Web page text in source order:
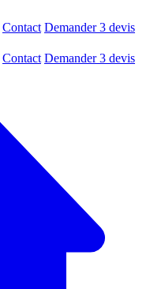
Contact Demander 3 devis
Contact Demander 3 devis